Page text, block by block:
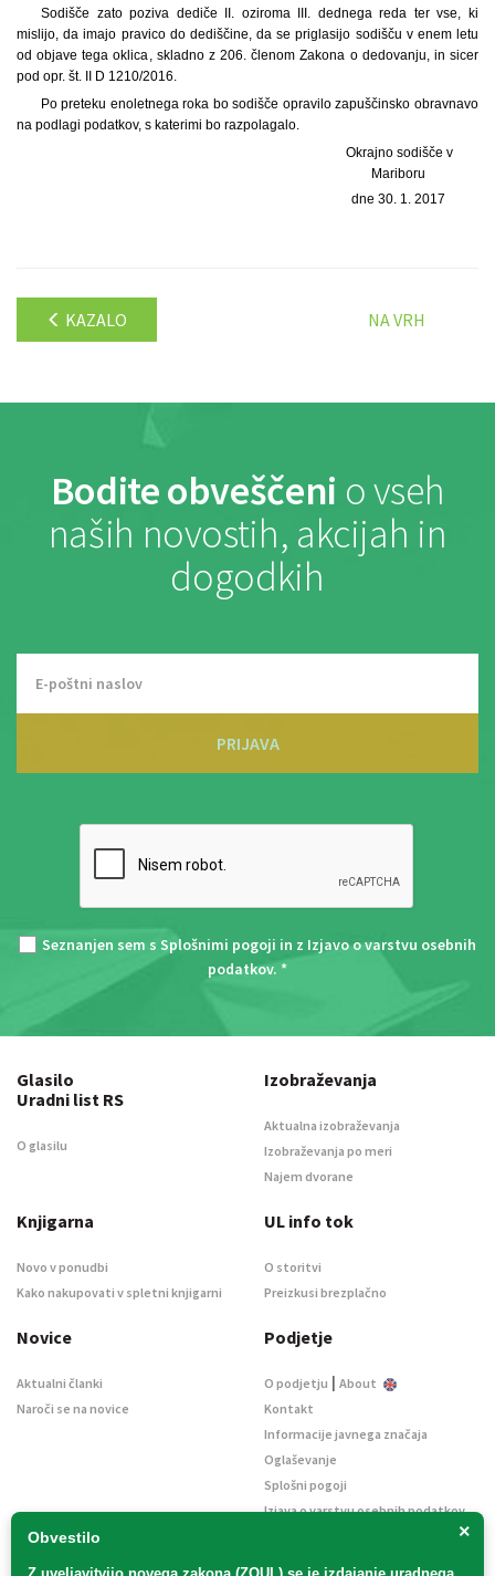
Sodišče zato poziva dediče II. oziroma III. dednega reda ter vse, ki
mislijo, da imajo pravico do dediščine, da se priglasijo sodišču v enem letu
od objave tega oklica, skladno z 206. členom Zakona o dedovanju, in sicer
pod opr. št. II D 1210/2016.
Po preteku enoletnega roka bo sodišče opravilo zapuščinsko obravnavo
na podlagi podatkov, s katerimi bo razpolagalo.
Okrajno sodišče v
Mariboru
dne 30. 1. 2017
KAZALO NA VRH
Bodite obveščeni o vseh
naših novostih, akcijah in
dogodkih
PRIJAVA
Seznanjen sem s Splošnimi pogoji in z Izjavo o varstvu osebnih
podatkov. *
×
Obvestilo
Glasilo
Uradni list RS
O glasilu
Izobraževanja
Aktualna izobraževanja
Izobraževanja po meri
Najem dvorane
Knjigarna
Novo v ponudbi
Kako nakupovati v spletni knjigarni
UL info tok
O storitvi
Preizkusi brezplačno
Novice
Aktualni članki
Naroči se na novice
Podjetje
O podjetju | About
Kontakt
Informacije javnega značaja
Oglaševanje
Splošni pogoji
Izjava o varstvu osebnih podatkov